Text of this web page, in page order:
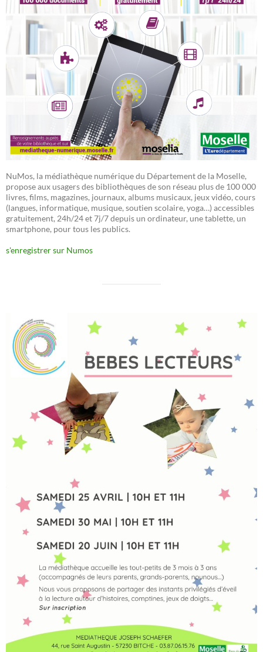
NuMos, la médiathèque numérique du Département de la Moselle,
propose aux usagers des bibliothèques de son réseau plus de 100 000
livres, films, magazines, journaux, albums musicaux, jeux vidéo, cours
(langues, informatique, musique, soutien scolaire, yoga…) accessibles
gratuitement, 24h/24 et 7j/7 depuis un ordinateur, une tablette, un
smartphone, pour tous les publics.
s'enregistrer sur Numos